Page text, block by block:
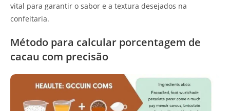
vital para garantir o sabor e a textura desejados na
confeitaria.
Método para calcular porcentagem de
cacau com precisão